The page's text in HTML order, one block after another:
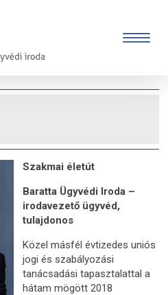
Szakmai életút
Baratta Ügyvédi Iroda –
irodavezető ügyvéd,
tulajdonos
Közel másfél évtizedes uniós
jogi és szabályozási
tanácsadási tapasztalattal a
hátam mögött 2018